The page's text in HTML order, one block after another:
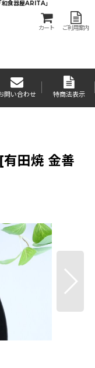
食器屋ARITA」
カート ご利用案内
問い合わせ 特商法表示
田焼 金善